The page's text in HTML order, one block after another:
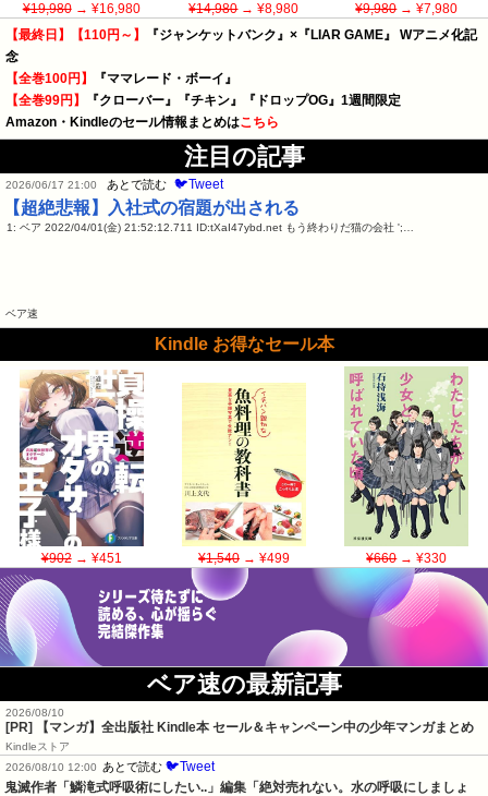
¥19,980→ ¥16,980 ¥14,980→ ¥8,980 ¥9,980→ ¥7,980
【最終日】【110円～】
『ジャンケットバンク』×『LIAR GAME』 Wアニメ化記
念
【全巻100円】
『ママレード・ボーイ』
【全巻99円】
『クローバー』『チキン』『ドロップOG』1週間限定
Amazon・Kindleのセール情報まとめはこちら
注目の記事
2026/06/17 21:00 あとで読む 🐦Tweet
【超絶悲報】入社式の宿題が出される
1: ベア 2022/04/01(金) 21:52:12.711 ID:tXaI47ybd.net もう終わりだ猫の会社 ';…
ベア速
Kindle お得なセール本
¥902→ ¥451 ¥1,540→ ¥499 ¥660→ ¥330
ベア速の最新記事
2026/08/10
[PR] 【マンガ】全出版社 Kindle本 セール＆キャンペーン中の少年マンガまとめ
Kindleストア
2026/08/10 12:00
あとで読む 🐦Tweet
鬼滅作者「鱗滝式呼吸術にしたい..」編集「絶対売れない。水の呼吸にしましょ